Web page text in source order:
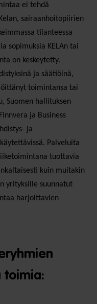
ei tehdä
sairaanhoitopiirien
tilanteessa
sopimuksia KELAn tai
on keskeytetty.
ja säätiöinä,
toimintansa tai
Suomen hallituksen
ja Business
ja
Palveluita
tuottavia
kuin muitakin
yrityksille suunnatut
harjoittavien
toimia: